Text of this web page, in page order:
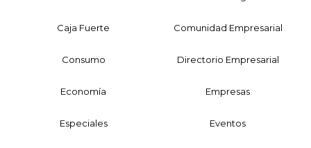
Caja Fuerte Comunidad Empresarial
Consumo Directorio Empresarial
Economía Empresas
Especiales Eventos